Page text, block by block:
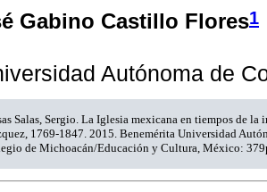
Gabino Castillo Flores1
Autónoma de
Salas, Sergio. La Iglesia mexicana en tiempos de la
1769-1847. 2015. Benemérita Universidad
de Michoacán/Educación y Cultura, México: